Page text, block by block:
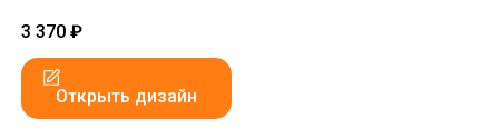
3 370 ₽
Открыть дизайн